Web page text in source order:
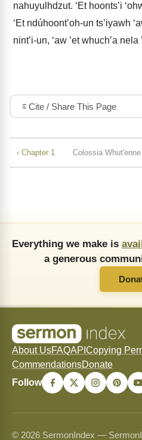
nahuyulhdzut. ‘Et hoonts’i
‘Et ndúhoont’oh-un ts’iyawh
nint’i-un, ‘aw ’et whuch’a
Cite / Share This Page
‹ Chapter 1 Colossia
Everything we make is
a generous
About UsFAQAPI Copying
CommendationsDonate
Follow
© 2026 SermonIndex —